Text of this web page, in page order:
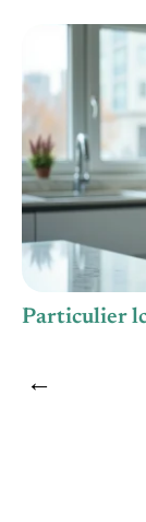
Particulier